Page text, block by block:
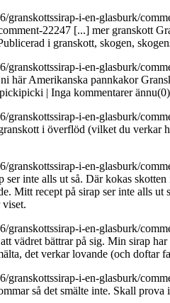
i-en-glasburk/
22247 [...] mer granskott
i granskott, skogen,
i-en-glasburk/
här Amerikanska pannkakor
| Inga kommentarer
i-en-glasburk/
i överflöd (vilket du verkar
i-en-glasburk/
ser inte alls ut så. Där kokas
Mitt recept på sirap ser inte alls
i-en-glasburk/
vädret bättrar på sig. Min sirap
det verkar lovande (och doftar
i-en-glasburk/
så det smälte inte. Skall prova